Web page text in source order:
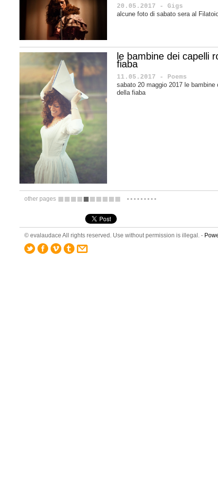
20.05.2017 - Gigs
alcune foto di sabato sera al
le bambine dei capelli
fiaba
11.05.2017 - Poems
sabato 20 maggio 2017 le
della fiaba
other pages - - - - - - - - -
© evalaudace All rights reserved. Use without permission is illegal. -